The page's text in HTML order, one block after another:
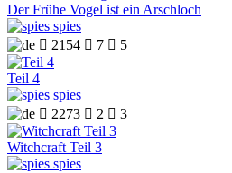
Der Frühe Vogel ist ein Arschloch
spies
 2154  7  5
Teil 4
spies
 2273  2  3
Witchcraft Teil 3
spies